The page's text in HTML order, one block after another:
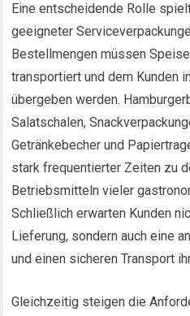
Eine entscheidende Rolle
geeigneter
Bestellmengen müssen
transportiert und dem Kunden
übergeben werden.
Salatschalen,
Getränkebecher und
stark frequentierter Zeiten zu
Betriebsmitteln vieler
Schließlich erwarten Kunden
Lieferung, sondern auch eine
und einen sicheren Transport
Gleichzeitig steigen die